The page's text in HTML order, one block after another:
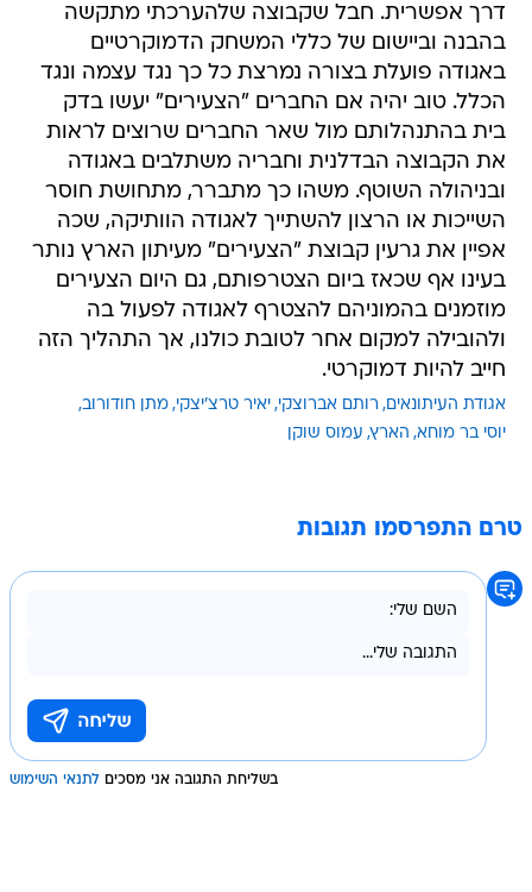
דרך אפשרית. חבל שקבוצה שלהערכתי מתקשה
בהבנה וביישום של כללי המשחק הדמוקרטיים
באגודה פועלת בצורה נמרצת כל כך נגד עצמה ונגד
הכלל. טוב יהיה אם החברים "הצעירים" יעשו בדק
בית בהתנהלותם מול שאר החברים שרוצים לראות
את הקבוצה הבדלנית וחבריה משתלבים באגודה
ובניהולה השוטף. משהו כך מתברר, מתחושת חוסר
השייכות או הרצון להשתייך לאגודה הוותיקה, שכה
אפיין את גרעין קבוצת "הצעירים" מעיתון הארץ נותר
בעינו אף שכאז ביום הצטרפותם, גם היום הצעירים
מוזמנים בהמוניהם להצטרף לאגודה לפעול בה
ולהובילה למקום אחר לטובת כולנו, אך התהליך הזה
חייב להיות דמוקרטי.
אגודת העיתונאים רותם אברוצקי יאיר טרצ'יצקי מתן חודורוב
יוסי בר מוחא הארץ עמוס שוקן
טרם התפרסמו תגובות
בשליחת התגובה אני מסכים לתנאי השימוש